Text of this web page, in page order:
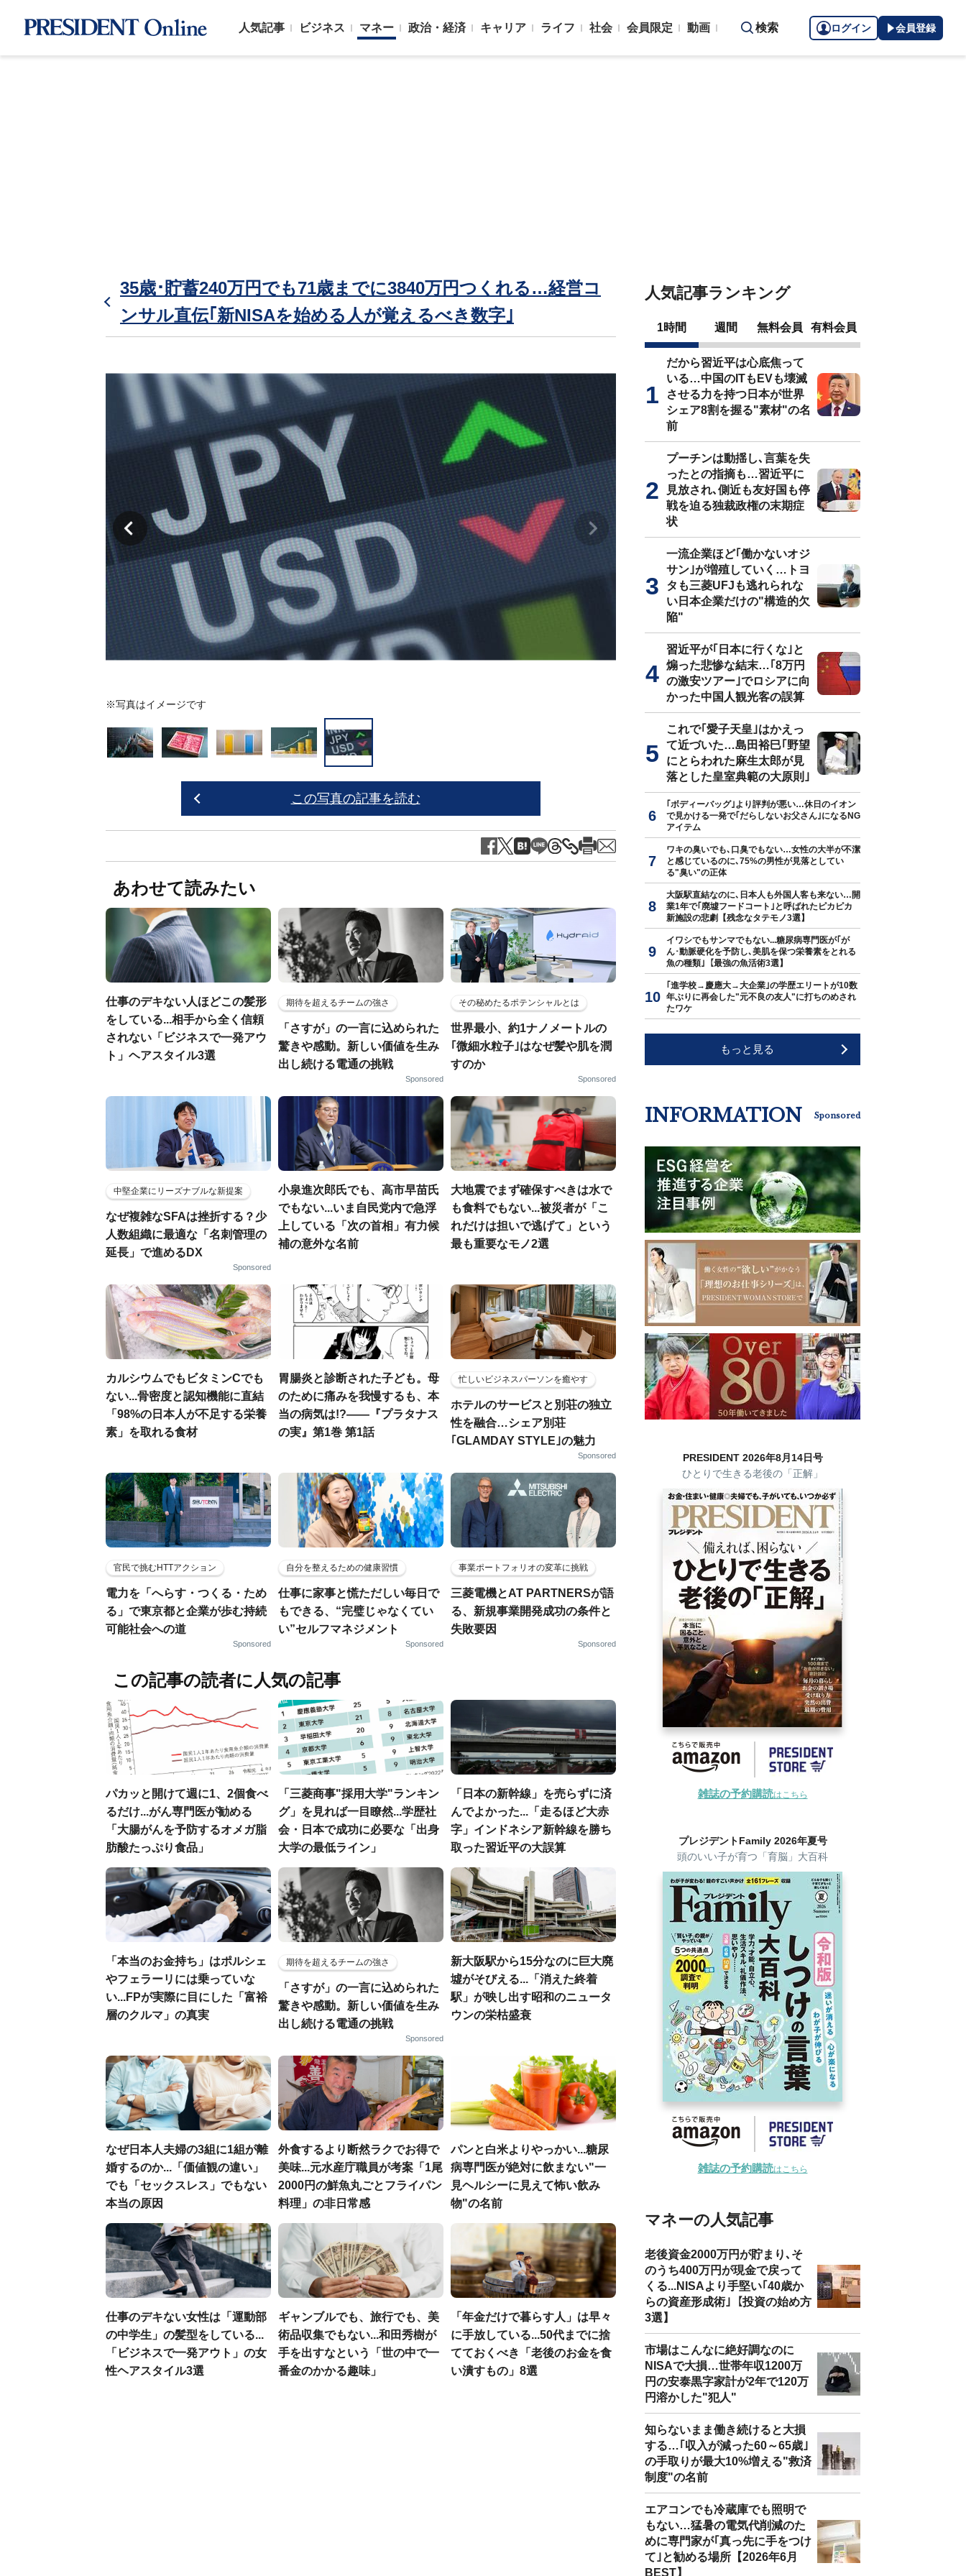
人気記事 ビジネス マネー 政治・経済 キャリア ライフ 社会 会員限定 動画 検索 ログイン 会員登録
35歳･貯蓄240万円でも71歳までに3840万円つくれる…経営コ
ンサル直伝｢新NISAを始める人が覚えるべき数字｣
※写真はイメージです
この写真の記事を読む
あわせて読みたい
仕事のデキない人ほどこの髪形
をしている...相手から全く信頼
されない「ビジネスで一発アウ
ト」ヘアスタイル3選
期待を超えるチームの強さ
「さすが」の一言に込められた
驚きや感動。新しい価値を生み
出し続ける電通の挑戦
Sponsored
その秘めたるポテンシャルとは
世界最小、約1ナノメートルの
｢微細水粒子｣はなぜ髪や肌を潤
すのか
Sponsored
中堅企業にリーズナブルな新提案
なぜ複雑なSFAは挫折する？少
人数組織に最適な「名刺管理の
延長」で進めるDX
Sponsored
小泉進次郎氏でも、高市早苗氏
でもない...いま自民党内で急浮
上している「次の首相」有力候
補の意外な名前
大地震でまず確保すべきは水で
も食料でもない...被災者が「こ
れだけは担いで逃げて」という
最も重要なモノ2選
カルシウムでもビタミンCでも
ない...骨密度と認知機能に直結
「98%の日本人が不足する栄養
素」を取れる食材
胃腸炎と診断された子ども。母
のために痛みを我慢するも、本
当の病気は!?――『プラタナス
の実』第1巻 第1話
忙しいビジネスパーソンを癒やす
ホテルのサービスと別荘の独立
性を融合…シェア別荘
｢GLAMDAY STYLE｣の魅力
Sponsored
官民で挑むHTTアクション
電力を「へらす・つくる・ため
る」で東京都と企業が歩む持続
可能社会への道
Sponsored
自分を整えるための健康習慣
仕事に家事と慌ただしい毎日で
もできる、“完璧じゃなくてい
い”セルフマネジメント
Sponsored
事業ポートフォリオの変革に挑戦
三菱電機とAT PARTNERSが語
る、新規事業開発成功の条件と
失敗要因
Sponsored
この記事の読者に人気の記事
パカッと開けて週に1、2個食べ
るだけ...がん専門医が勧める
「大腸がんを予防するオメガ脂
肪酸たっぷり食品」
「三菱商事"採用大学"ランキン
グ」を見れば一目瞭然...学歴社
会・日本で成功に必要な「出身
大学の最低ライン」
「日本の新幹線」を売らずに済
んでよかった...「走るほど大赤
字」インドネシア新幹線を勝ち
取った習近平の大誤算
「本当のお金持ち」はポルシェ
やフェラーリには乗っていな
い...FPが実際に目にした「富裕
層のクルマ」の真実
期待を超えるチームの強さ
「さすが」の一言に込められた
驚きや感動。新しい価値を生み
出し続ける電通の挑戦
Sponsored
新大阪駅から15分なのに巨大廃
墟がそびえる...「消えた終着
駅」が映し出す昭和のニュータ
ウンの栄枯盛衰
なぜ日本人夫婦の3組に1組が離
婚するのか...「価値観の違い」
でも「セックスレス」でもない
本当の原因
外食するより断然ラクでお得で
美味...元水産庁職員が考案「1尾
2000円の鮮魚丸ごとフライパン
料理」の非日常感
パンと白米よりやっかい...糖尿
病専門医が絶対に飲まない"一
見ヘルシーに見えて怖い飲み
物"の名前
仕事のデキない女性は「運動部
の中学生」の髪型をしている...
「ビジネスで一発アウト」の女
性ヘアスタイル3選
ギャンブルでも、旅行でも、美
術品収集でもない...和田秀樹が
手を出すなという「世の中で一
番金のかかる趣味」
「年金だけで暮らす人」は早々
に手放している...50代までに捨
てておくべき「老後のお金を食
い潰すもの」8選
人気記事ランキング
1時間 週間 無料会員 有料会員
だから習近平は心底焦って
いる…中国のITもEVも壊滅
させる力を持つ日本が世界
シェア8割を握る"素材"の名
前
プーチンは動揺し､言葉を失
ったとの指摘も…習近平に
見放され､側近も友好国も停
戦を迫る独裁政権の末期症
状
一流企業ほど｢働かないオジ
サン｣が増殖していく…トヨ
タも三菱UFJも逃れられな
い日本企業だけの"構造的欠
陥"
習近平が｢日本に行くな｣と
煽った悲惨な結末…｢8万円
の激安ツアー｣でロシアに向
かった中国人観光客の誤算
これで｢愛子天皇｣はかえっ
て近づいた…島田裕巳｢野望
にとらわれた麻生太郎が見
落とした皇室典範の大原則｣
｢ボディーバッグ｣より評判が悪い…休日のイオン
で見かける一発で｢だらしないお父さん｣になるNG
アイテム
ワキの臭いでも､口臭でもない…女性の大半が不潔
と感じているのに､75%の男性が見落としてい
る"臭い"の正体
大阪駅直結なのに､日本人も外国人客も来ない…開
業1年で｢廃墟フードコート｣と呼ばれたピカピカ
新施設の悲劇【残念なタテモノ3選】
イワシでもサンマでもない...糖尿病専門医が｢が
ん･動脈硬化を予防し､美肌を保つ栄養素をとれる
魚の種類｣【最強の魚活術3選】
｢進学校→慶應大→大企業｣の学歴エリートが10数
年ぶりに再会した"元不良の友人"に打ちのめされ
たワケ
もっと見る
INFORMATION Sponsored
PRESIDENT 2026年8月14日号
ひとりで生きる老後の「正解」
雑誌の予約購読はこちら
プレジデントFamily 2026年夏号
頭のいい子が育つ「育脳」大百科
雑誌の予約購読はこちら
マネーの人気記事
老後資金2000万円が貯まり､そ
のうち400万円が現金で戻って
くる...NISAより手堅い｢40歳か
らの資産形成術｣【投資の始め方
3選】
市場はこんなに絶好調なのに
NISAで大損…世帯年収1200万
円の安泰黒字家計が2年で120万
円溶かした"犯人"
知らないまま働き続けると大損
する…｢収入が減った60～65歳｣
の手取りが最大10%増える"救済
制度"の名前
エアコンでも冷蔵庫でも照明で
もない…猛暑の電気代削減のた
めに専門家が｢真っ先に手をつけ
て｣と勧める場所【2026年6月
BEST】